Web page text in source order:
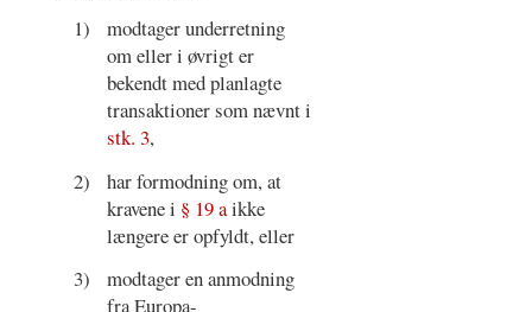
1)
modtager underretning
om eller i øvrigt er
bekendt med planlagte
transaktioner som nævnt i
stk. 3,
2)
har formodning om, at
kravene i § 19 aikke
længere er opfyldt, eller
3)
modtager en anmodning
fra Europa-